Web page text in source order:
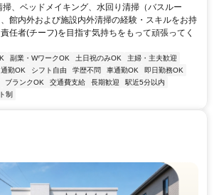
、ベッドメイキング、水回り清掃（バスルー
館内外および施設内外清掃の経験・スキルをお持
任者(チーフ)を目指す気持ちをもって頑張ってく
副業・WワークOK 土日祝のみOK
主婦・主夫歓迎
勤OK シフト自由 学歴不問 車通勤OK
即日勤務OK
ブランクOK 交通費支給 長期歓迎
駅近5分以内
制